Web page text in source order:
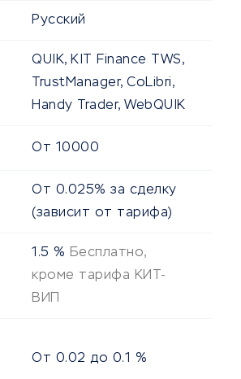
Русский
QUIK, KIT Finance TWS,
TrustManager, CoLibri,
Handy Trader, WebQUIK
От 10000
От 0.025% за сделку
(зависит от тарифа)
1.5 % Бесплатно,
кроме тарифа КИТ-
ВИП
От 0.02 до 0.1 %